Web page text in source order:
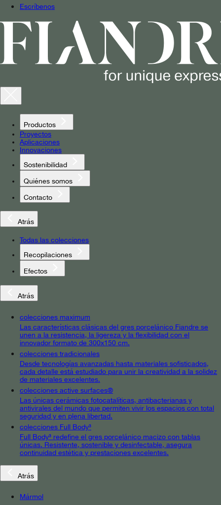
Escríbenos
Productos
Proyectos
Aplicaciones
Innovaciones
Sostenibilidad
Quiénes somos
Contacto
Atrás
Todas las colecciones
Recopilaciones
Efectos
Atrás
colecciones maximum
Las características clásicas del gres porcelánico Fiandre se
unen a la resistencia, la ligereza y la flexibilidad con el
innovador formato de 300x150 cm.
colecciones tradicionales
Desde tecnologías avanzadas hasta materiales sofisticados,
cada detalle está estudiado para unir la creatividad a la solidez
de materiales excelentes.
colecciones active surfaces®
Las únicas cerámicas fotocatalíticas, antibacterianas y
antivirales del mundo que permiten vivir los espacios con total
seguridad y en plena libertad.
colecciones Full Body³
Full Body³ redefine el gres porcelánico macizo con tablas
únicas. Resistente, sostenible y desinfectable, asegura
continuidad estética y prestaciones excelentes.
Atrás
Mármol